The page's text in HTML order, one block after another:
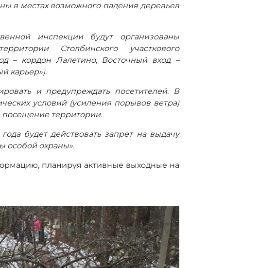
в местах возможного падения деревьев
инспекции будут организованы
Столбинского участкового
– кордон Лалетино, Восточный вход –
карьер»).
и предупреждать посетителей. В
условий (усиления порывов ветра)
посещение территории.
будет действовать запрет на выдачу
особой охраны».
планируя активные выходные на